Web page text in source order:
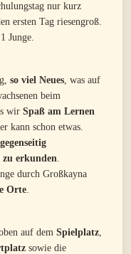
nur kurz
ersten Tag riesengroß.
Junge.
so viel Neues, was auf
beim
wir Spaß am Lernen
kann schon etwas.
gegenseitig
zu erkunden.
durch Großkayna
Orte.
auf dem Spielplatz,
sowie die